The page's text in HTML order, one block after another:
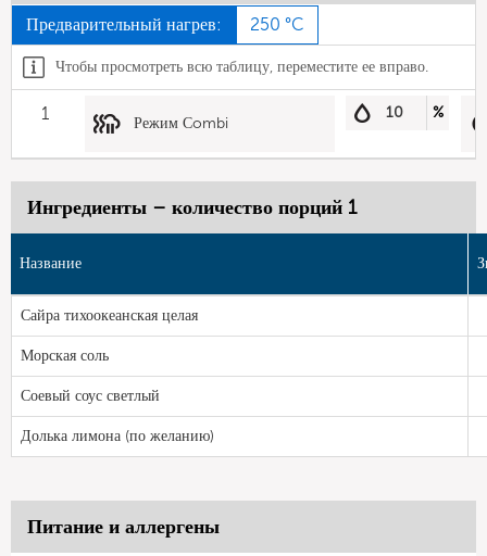
Предварительный нагрев: 250 °C
Чтобы просмотреть всю таблицу, переместите ее вправо.
1 Режим Сombi
10 %
Ингредиенты – количество порций 1
Название
Сайра тихоокеанская целая
Морская соль
Соевый соус светлый
Долька лимона (по желанию)
Питание и аллергены